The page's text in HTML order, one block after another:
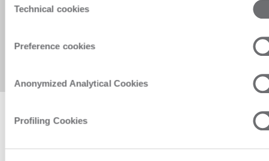
Selection
Technical cookies
Preference cookies
Anonymized Analytical Cookies
Profiling Cookies
BIESSE PARTICIPATES EURONEXT
ORGANIZED BY BORSA ITALIANA
Weitere Finanzthemen